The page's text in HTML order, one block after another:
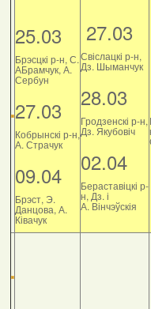
25.03
Брэсцкі р-н, С.
АБрамчук, А.
Сербун
27.03
Кобрынскі р-н,
А. Страчук
09.04
Брэст, Э.
Данцова, А.
Ківачук
27.03
Свіслацкі р-н,
Дз. Шыманчук
28.03
Гродзенскі р-н,
Дз. Якубовіч
02.04
Бераставіцкі р-
н, Дз. і
А. Вінчэўскія